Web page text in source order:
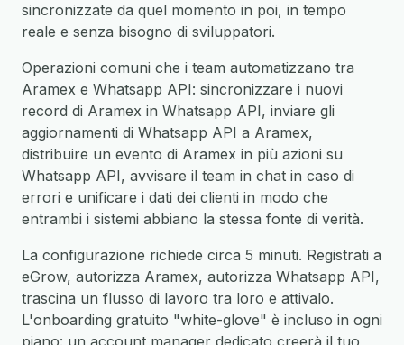
sincronizzate da quel momento in poi, in tempo
reale e senza bisogno di sviluppatori.
Operazioni comuni che i team automatizzano tra
Aramex e Whatsapp API: sincronizzare i nuovi
record di Aramex in Whatsapp API, inviare gli
aggiornamenti di Whatsapp API a Aramex,
distribuire un evento di Aramex in più azioni su
Whatsapp API, avvisare il team in chat in caso di
errori e unificare i dati dei clienti in modo che
entrambi i sistemi abbiano la stessa fonte di verità.
La configurazione richiede circa 5 minuti. Registrati a
eGrow, autorizza Aramex, autorizza Whatsapp API,
trascina un flusso di lavoro tra loro e attivalo.
L'onboarding gratuito "white-glove" è incluso in ogni
piano: un account manager dedicato creerà il tuo